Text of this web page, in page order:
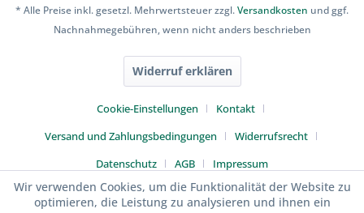
* Alle Preise inkl. gesetzl. Mehrwertsteuer zzgl.Versandkosten und ggf.
Nachnahmegebühren, wenn nicht anders beschrieben
Widerruf erklären
Cookie-Einstellungen
Kontakt
Versand und Zahlungsbedingungen
Widerrufsrecht
Datenschutz
AGB Impressum
Wir verwenden Cookies, um die Funktionalität der Website zu
optimieren, die Leistung zu analysieren und ihnen ein